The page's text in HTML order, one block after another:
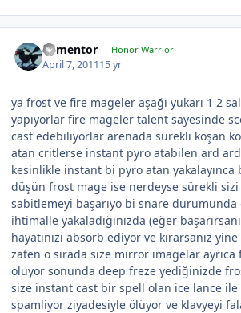
dementor Honor Warrior
April 7, 201115 yr
ya frost ve fire mageler aşağı yukarı 1 2
yapıyorlar fire mageler talent sayesinde
cast edebiliyorlar arenada sürekli koşan
atan critlerse instant pyro atabilen ard
kesinlikle instant bi pyro atan yakalayınca
düşün frost mage ise nerdeyse sürekli
sabitlemeyi başarıyo bi snare
ihtimalle yakaladığınızda (eğer
hayatınızı absorb ediyor ve kırarsanız
zaten o sırada size mirror imagelar
oluyor sonunda deep freze yediğinizde
size instant cast bir spell olan ice lance
spamliyor ziyadesiyle ölüyor ve klavyeyi